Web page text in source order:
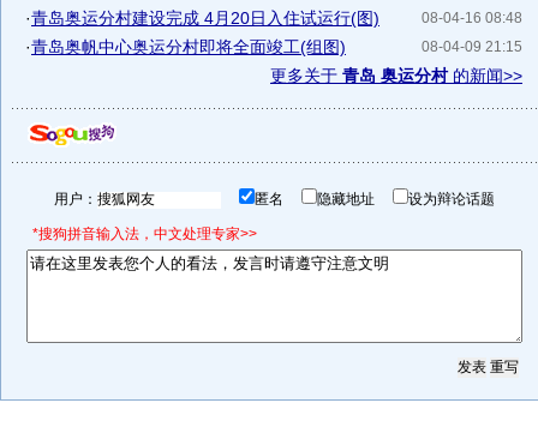
08-04-16 08:48
·青岛奥运分村建设完成 4月20日入住试运行(图)
08-04-09 21:15
·青岛奥帆中心奥运分村即将全面竣工(组图)
更多关于 青岛 奥运分村的新闻>>
用户： 匿名 隐藏地址 设为辩论话题
*搜狗拼音输入法，中文处理专家>>